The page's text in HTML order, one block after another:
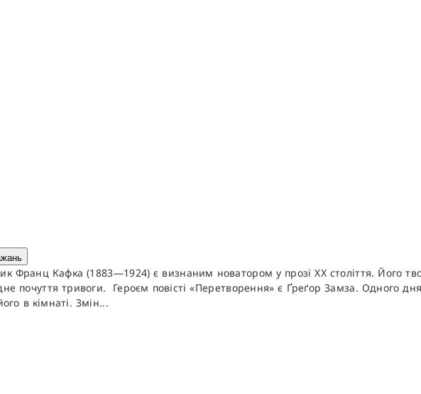
Кафка (1883—1924) є визнаним новатором у прозі XX століття. Його
почуття тривоги. Героєм повісті «Перетворення» є Ґреґор Замза. Одного
в кімнаті. Змін...